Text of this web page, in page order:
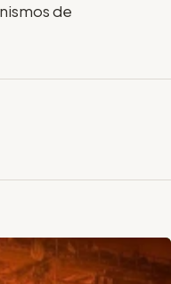
de